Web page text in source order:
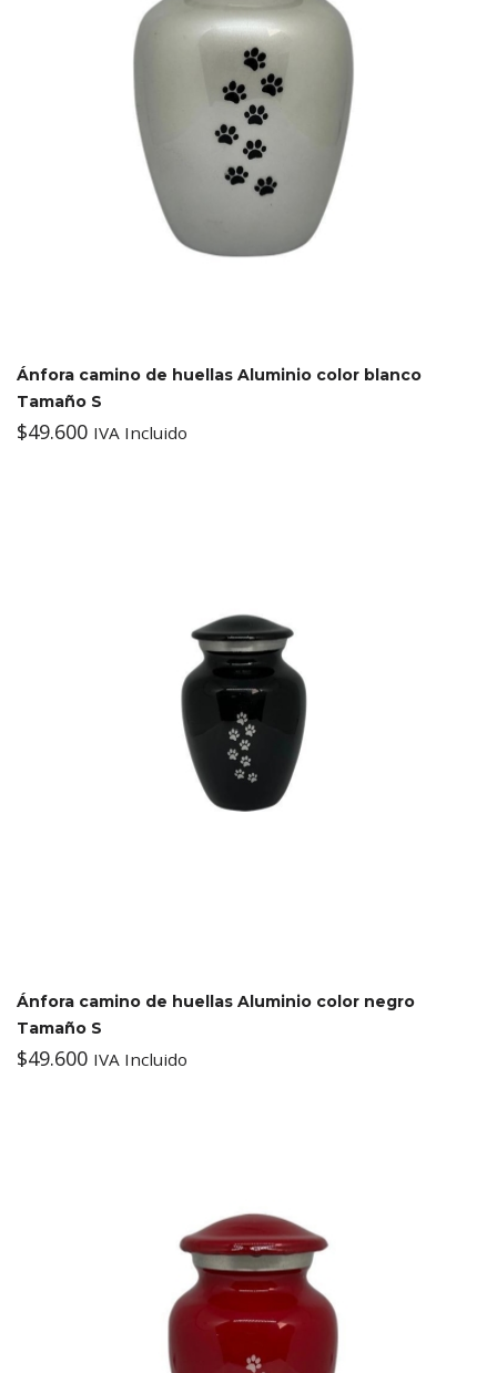
Ánfora camino de huellas Aluminio color blanco
Tamaño S
$49.600 IVA Incluido
Ánfora camino de huellas Aluminio color negro
Tamaño S
$49.600 IVA Incluido